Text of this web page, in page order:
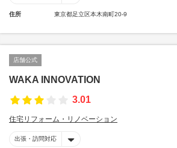
住所 東京都足立区本木南町20-9
店舗公式
WAKA INNOVATION
3.01
住宅リフォーム・リノベーション
出張・訪問対応